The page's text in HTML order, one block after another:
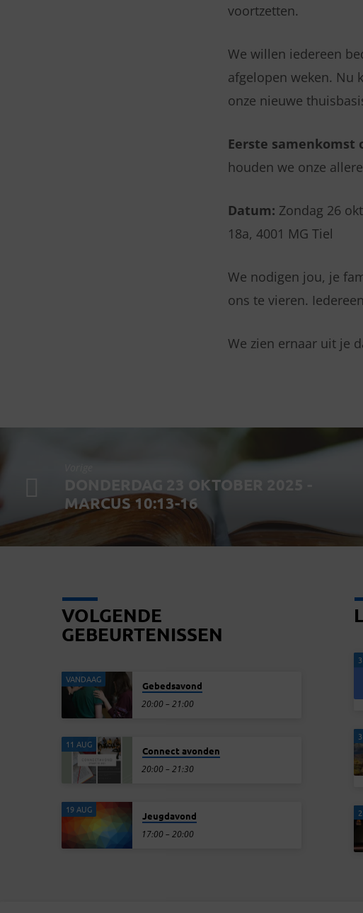
voortzetten.
We willen iedereen
afgelopen weken. Nu
onze nieuwe
Eerste samenkomst
houden we onze
Datum: Zondag 26
18a, 4001 MG Tiel
We nodigen jou, je
ons te vieren.
We zien ernaar uit je
DONDERDAG 23 OKTOBER 2025 -
MARCUS 10:13-16
VOLGENDE
GEBEURTENISSEN
VANDAAG
Gebedsavond
20:00 – 21:00
11 AUG
Connect avonden
20:00 – 21:30
19 AUG
Jeugdavond
17:00 – 20:00